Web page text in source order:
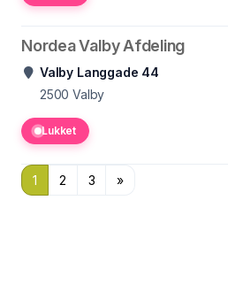
Nordea Valby Afdeling
Valby Langgade 44
2500 Valby
Lukket
1 2 3 »